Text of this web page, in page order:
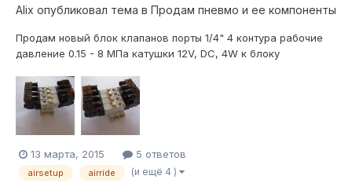
Alix опубликовал тема в Продам пневмо и ее компоненты
Продам новый блок клапанов порты 1/4" 4 контура рабочие
давление 0.15 - 8 МПа катушки 12V, DC, 4W к блоку
37 71 Александр г. Тольятти, отправлю ТК
13 марта, 2015 5 ответов
airsetup airride (и ещё 4 )